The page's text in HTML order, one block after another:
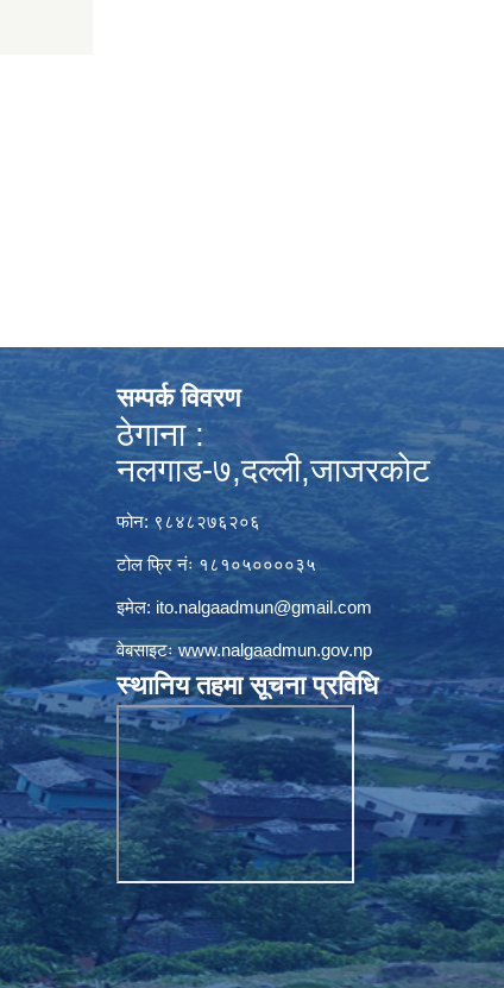
सम्पर्क विवरण
ठेगाना :
नलगाड-७,दल्ली,जाजरकाेट
फोन: ९८४८२७६२०६
टोल फ्रि नंः १८१०५००००३५
इमेल: ito.nalgaadmun@gmail.com
वेबसाइटःwww.nalgaadmun.gov.np
स्थानिय तहमा सूचना प्रविधि